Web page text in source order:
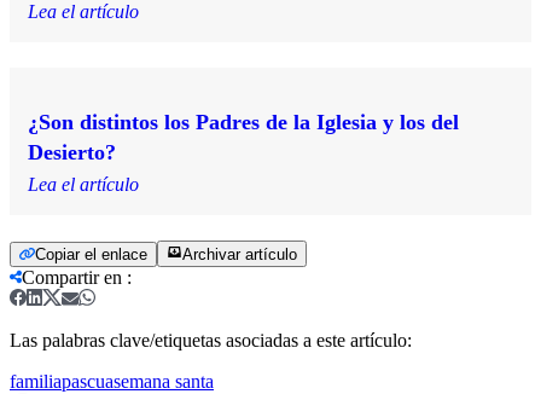
Lea el artículo
¿Son distintos los Padres de la Iglesia y los del
Desierto?
Lea el artículo
Copiar el enlace Archivar artículo
Compartir en :
Las palabras clave/etiquetas asociadas a este artículo:
familiapascuasemana santa